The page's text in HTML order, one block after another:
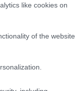
like cookies on
of the website
της.
19:06
κατά